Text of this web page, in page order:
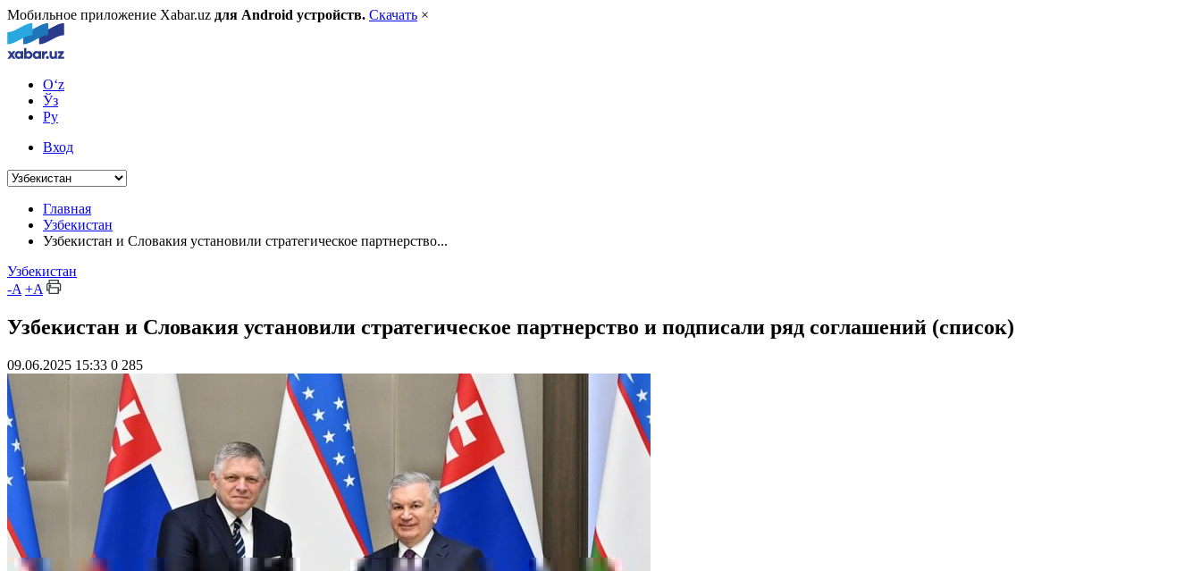
Мобильное приложение Xabar.uz для Android устройств. Скачать ×
O‘z
Ўз
Ру
Вход
Главная
Узбекистан
Узбекистан и Словакия установили стратегическое партнерство...
Узбекистан
-A +A
Узбекистан и Словакия установили стратегическое партнерство и подписали ряд соглашений (список)
09.06.2025 15:33 0 285